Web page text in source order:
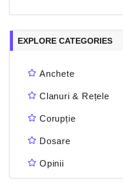
EXPLORE CATEGORIES
Anchete
Clanuri & Rețele
Corupție
Dosare
Opinii